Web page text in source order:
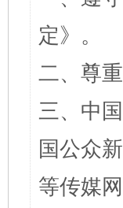
定》。
二、尊
三、中
国公众
等传媒